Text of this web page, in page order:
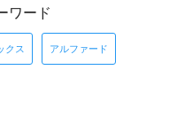
ワード
クス アルファード